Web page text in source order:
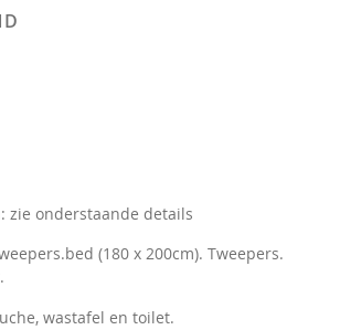
zie onderstaande details
(180 x 200cm). Tweepers.
wastafel en toilet.